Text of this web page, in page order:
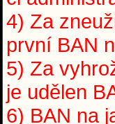
4) Za
první BAN
5) Za
je udělen
6) BAN na